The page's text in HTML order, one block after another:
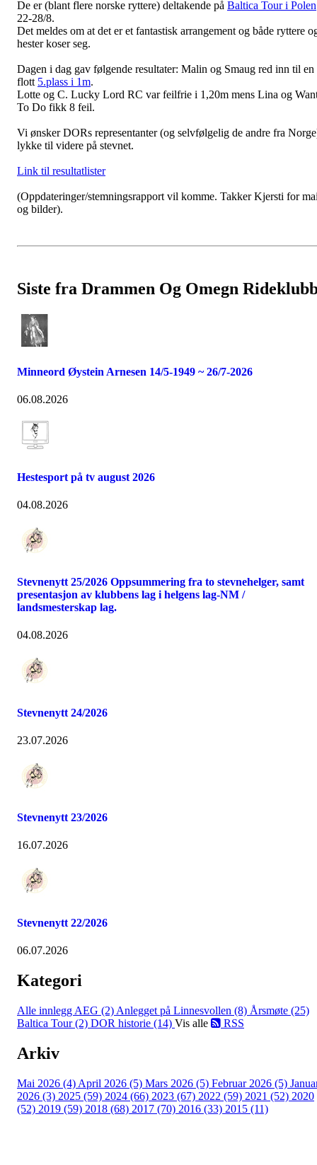
De er (blant flere norske ryttere) deltakende på Baltica Tour i Polen
22-28/8.
Det meldes om at det er et fantastisk arrangement og både ryttere
hester koser seg.
Dagen i dag gav følgende resultater: Malin og Smaug red inn til en
flott 5.plass i 1m.
Lotte og C. Lucky Lord RC var feilfrie i 1,20m mens Lina og
To Do fikk 8 feil.
Vi ønsker DORs representanter (og selvfølgelig de andre fra
lykke til videre på stevnet.
Link til resultatlister
(Oppdateringer/stemningsrapport vil komme. Takker Kjersti for
og bilder).
Siste fra Drammen Og Omegn
Minneord Øystein Arnesen 14/5-1949 ~ 26/7-2026
06.08.2026
Hestesport på tv august 2026
04.08.2026
Stevnenytt 25/2026 Oppsummering fra to stevnehelger, samt
presentasjon av klubbens lag i helgens lag-NM /
landsmesterskap lag.
04.08.2026
Stevnenytt 24/2026
23.07.2026
Stevnenytt 23/2026
16.07.2026
Stevnenytt 22/2026
06.07.2026
Kategori
Alle innlegg AEG (2) Anlegget på Linnesvollen (8) Årsmøte (25)
Baltica Tour (2) DOR historie (14) Vis alle RSS
Arkiv
Mai 2026 (4) April 2026 (5) Mars 2026 (5) Februar 2026 (5)
2026 (3) 2025 (59) 2024 (66) 2023 (67) 2022 (59) 2021 (52) 2020
(52) 2019 (59) 2018 (68) 2017 (70) 2016 (33) 2015 (11)